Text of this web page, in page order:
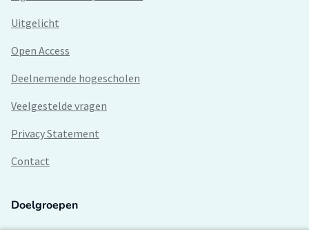
Uitgelicht
Open Access
Deelnemende hogescholen
Veelgestelde vragen
Privacy Statement
Contact
Doelgroepen